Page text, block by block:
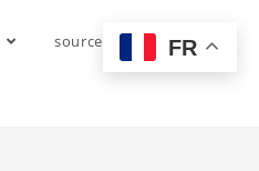
sources FR